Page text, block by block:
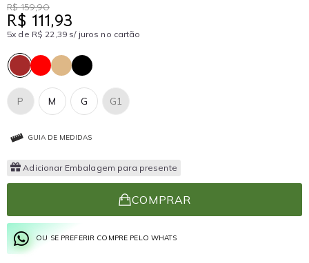
R$ 159,90
R$ 111,93
5x de R$ 22,39 s/ juros no cartão
G G1
M
P
GUIA DE MEDIDAS
Adicionar Embalagem para presente
COMPRAR
OU SE PREFERIR COMPRE PELO WHATS